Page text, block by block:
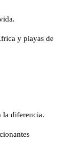
y playas de
la diferencia.